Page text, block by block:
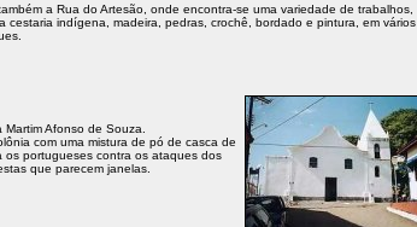
a Rua do Artesão, onde encontra-se uma variedade de trabalhos,
cestaria indígena, madeira, pedras, crochê, bordado e pintura, em vários
Afonso de Souza.
com uma mistura de pó de casca de
portugueses contra os ataques dos
que parecem janelas.